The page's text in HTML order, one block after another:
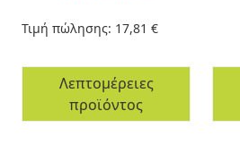
Τιμή πώλησης: 17,81 €
Λεπτομέρειες
προϊόντος